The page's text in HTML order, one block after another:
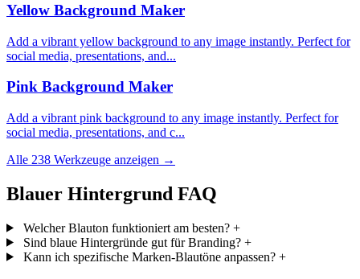
Yellow Background Maker
Add a vibrant yellow background to any image instantly. Perfect for
social media, presentations, and...
Pink Background Maker
Add a vibrant pink background to any image instantly. Perfect for
social media, presentations, and c...
Alle 238 Werkzeuge anzeigen →
Blauer Hintergrund FAQ
Welcher Blauton funktioniert am besten? +
Sind blaue Hintergründe gut für Branding? +
Kann ich spezifische Marken-Blautöne anpassen? +